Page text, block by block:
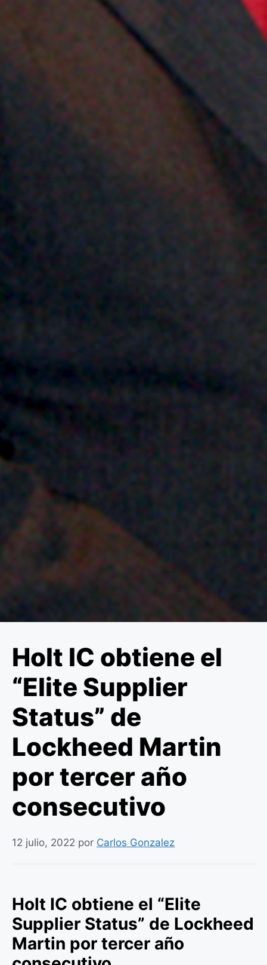
Holt IC obtiene el
“Elite Supplier
Status” de
Lockheed Martin
por tercer año
consecutivo
12 julio, 2022 por Carlos Gonzalez
Holt IC obtiene el “Elite
Supplier Status” de Lockheed
Martin por tercer año